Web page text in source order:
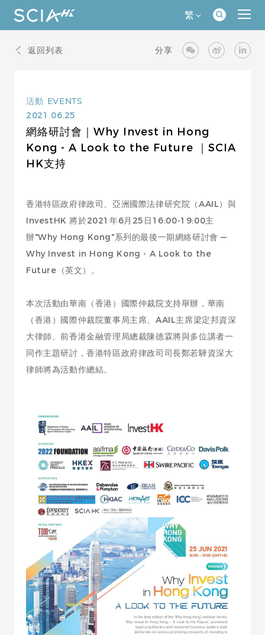
繁
返回列表 分享
活動 EVENTS
2021.06.25
網絡研討會｜Why Invest in Hong
Kong - A Look to the Future ｜SCIA
HK支持
香港特區政府律政司、亞洲國際法律研究院（AAIL）與
InvestHK 將於2021年6月25日16:00-19:00主
辦"Why Hong Kong"系列的最後一期網絡研討會 —
Why Invest in Hong Kong - A Look to the
Future（英文）。
本次活動由華南（香港）國際仲裁院支持舉辦，華南
（香港）國際仲裁院董事局主席、AAIL主席梁定邦資深
大律師、前香港金融管理局總裁陳德霖將與多位講者一
同作主題研討，香港特區政府律政司司長鄭若驊資深大
律師將為活動作總結。